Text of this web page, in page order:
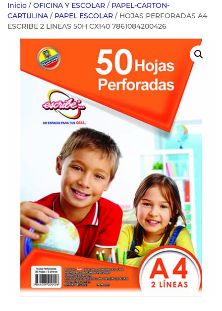
Inicio / OFICINA Y ESCOLAR / PAPEL-CARTON-
CARTULINA / PAPEL ESCOLAR / HOJAS PERFORADAS A4
ESCRIBE 2 LINEAS 50H CX140 7861084200426